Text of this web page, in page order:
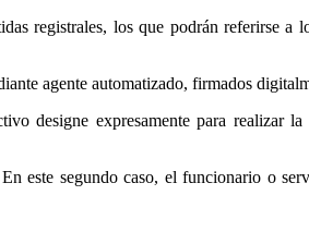
registrales, los que podrán referirse a
agente automatizado, firmados
designe expresamente para realizar
este segundo caso, el funcionario o